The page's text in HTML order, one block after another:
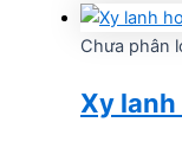
Chưa phân
Xy